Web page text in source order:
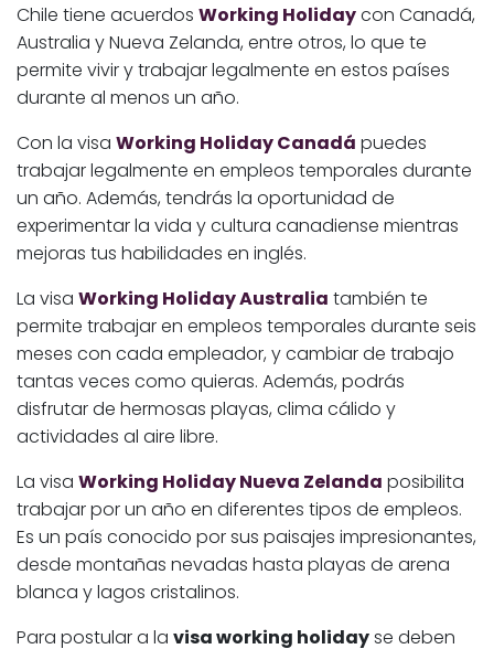
Chile tiene acuerdos Working Holidaycon Canadá,
Australia y Nueva Zelanda, entre otros, lo que te
permite vivir y trabajar legalmente en estos países
durante al menos un año.
Con la visa Working Holiday Canadá puedes
trabajar legalmente en empleos temporales durante
un año. Además, tendrás la oportunidad de
experimentar la vida y cultura canadiense mientras
mejoras tus habilidades en inglés.
La visa Working Holiday Australia también te
permite trabajar en empleos temporales durante seis
meses con cada empleador, y cambiar de trabajo
tantas veces como quieras. Además, podrás
disfrutar de hermosas playas, clima cálido y
actividades al aire libre.
La visa Working Holiday Nueva Zelanda posibilita
trabajar por un año en diferentes tipos de empleos.
Es un país conocido por sus paisajes impresionantes,
desde montañas nevadas hasta playas de arena
blanca y lagos cristalinos.
Para postular a la visa working holidayse deben